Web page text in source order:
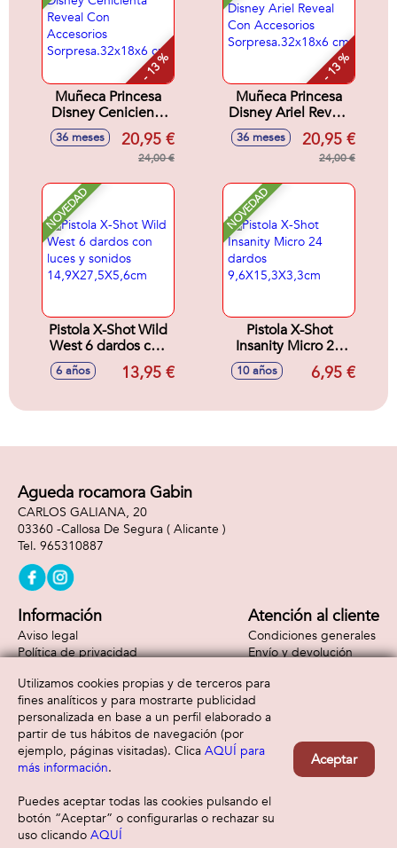
- 13 %
Muñeca Princesa
Disney Cenicienta
Reveal Con
Accesorios
Sorpresa.32x18x6
36 meses 20,95 €
24,00 €
- 13 %
Muñeca Princesa
Disney Ariel Reveal
Con Accesorios
Sorpresa.32x18x6
36 meses 20,95 €
24,00 €
NOVEDAD
Pistola X-Shot Wild
West 6 dardos con
luces y sonidos
14,9X27,5X5,6cm
6 años 13,95 €
NOVEDAD
Pistola X-Shot
Insanity Micro 24
dardos
9,6X15,3X3,3cm
10 años 6,95 €
Agueda rocamora Gabin
CARLOS GALIANA, 20
03360 -Callosa De Segura ( Alicante )
965310887
Información
Aviso legal
Política de privacidad
Atención al cliente
Condiciones generales
Envío y devolución
Formas de pago
Utilizamos cookies propias y de terceros para
fines analíticos y para mostrarte publicidad
personalizada en base a un perfil elaborado a
partir de tus hábitos de navegación (por
ejemplo, páginas visitadas). Clica AQUÍ para
más información.
Puedes aceptar todas las cookies pulsando el
botón “Aceptar” o configurarlas o rechazar su
uso clicando AQUÍ
Aceptar